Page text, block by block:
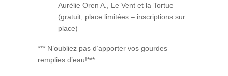
Aurélie Oren A., Le Vent et la Tortue
(gratuit, place limitées – inscriptions sur
place)
*** N’oubliez pas d’apporter vos gourdes
remplies d’eau!***